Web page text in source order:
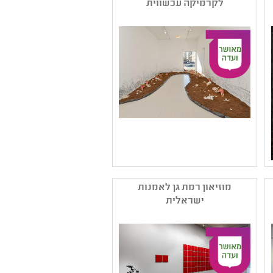
קהל יעד: א - יב
יצירה
לקרמיקה עכשווית
קטגוריה: עיצוב ,אמנות
ישראלית עכשווית ,פיסול
קהל יעד: א - יב
,תהליכי יצירה
מוזיאון רמת גן לאמנות
ישראלית